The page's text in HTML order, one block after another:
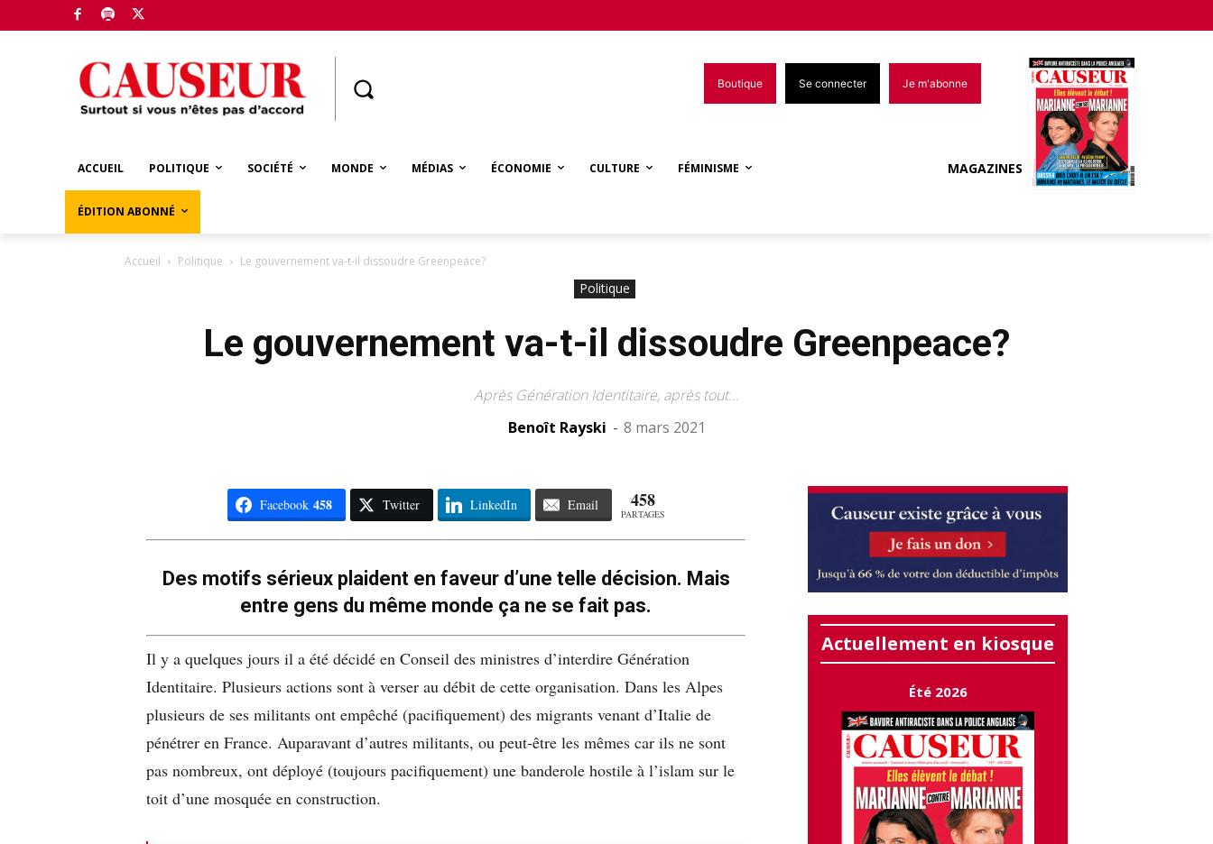
Boutique Se connecter Je m'abonne
ACCUEIL POLITIQUE SOCIÉTÉ MONDE MÉDIAS ÉCONOMIE CULTURE FÉMINISME
ÉDITION ABONNÉ
MAGAZINES
Accueil Politique Le gouvernement va-t-il dissoudre Greenpeace?
Politique
Le gouvernement va-t-il dissoudre Greenpeace?
Après Génération Identitaire, après tout...
Benoît Rayski - 8 mars 2021
Facebook 458 Twitter LinkedIn Email 458
PARTAGES
Des motifs sérieux plaident en faveur d’une telle décision. Mais
entre gens du même monde ça ne se fait pas.
Il y a quelques jours il a été décidé en Conseil des ministres d’interdire Génération
Identitaire. Plusieurs actions sont à verser au débit de cette organisation. Dans les Alpes
plusieurs de ses militants ont empêché (pacifiquement) des migrants venant d’Italie de
pénétrer en France. Auparavant d’autres militants, ou peut-être les mêmes car ils ne sont
pas nombreux, ont déployé (toujours pacifiquement) une banderole hostile à l’islam sur le
toit d’une mosquée en construction.
Actuellement en kiosque
Été 2026